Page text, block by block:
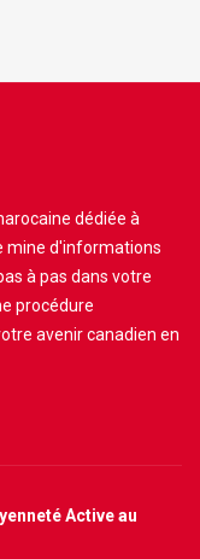
dédiée à
mine d'informations
à pas dans votre
procédure
avenir canadien en
Active au